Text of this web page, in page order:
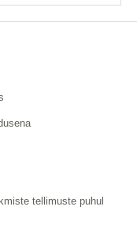
tellimuste puhul